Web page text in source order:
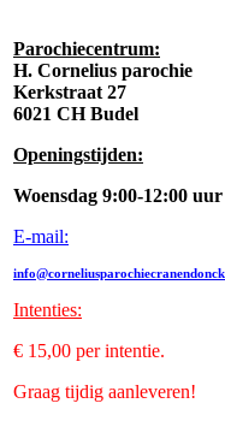
Parochiecentrum:
H. Cornelius parochie
Kerkstraat 27
6021 CH Budel
Openingstijden:
Woensdag 9:00-12:00 uur
E-mail:
Intenties:
€ 15,00 per intentie.
Graag tijdig aanleveren!